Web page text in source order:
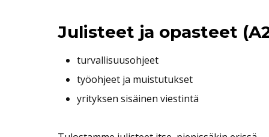
Julisteet ja opasteet
turvallisuusohjeet
työohjeet ja muistutukset
yrityksen sisäinen viestintä